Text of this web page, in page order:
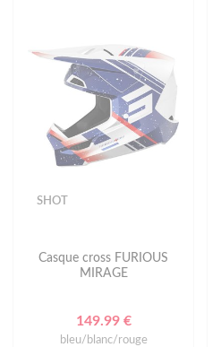
SHOT
Casque cross FURIOUS
MIRAGE
149.99 €
bleu/blanc/rouge